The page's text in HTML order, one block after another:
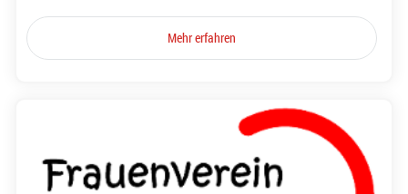
Mehr erfahren